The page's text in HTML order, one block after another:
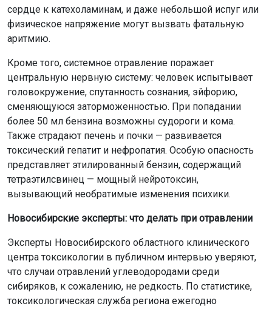
сердце к катехоламинам, и даже небольшой испуг или
физическое напряжение могут вызвать фатальную
аритмию.
Кроме того, системное отравление поражает
центральную нервную систему: человек испытывает
головокружение, спутанность сознания, эйфорию,
сменяющуюся заторможенностью. При попадании
более 50 мл бензина возможны судороги и кома.
Также страдают печень и почки — развивается
токсический гепатит и нефропатия. Особую опасность
представляет этилированный бензин, содержащий
тетраэтилсвинец — мощный нейротоксин,
вызывающий необратимые изменения психики.
Новосибирские эксперты: что делать при отравлении
Эксперты Новосибирского областного клинического
центра токсикологии в публичном интервью уверяют,
что случаи отравлений углеводородами среди
сибиряков, к сожалению, не редкость. По статистике,
токсикологическая служба региона ежегодно